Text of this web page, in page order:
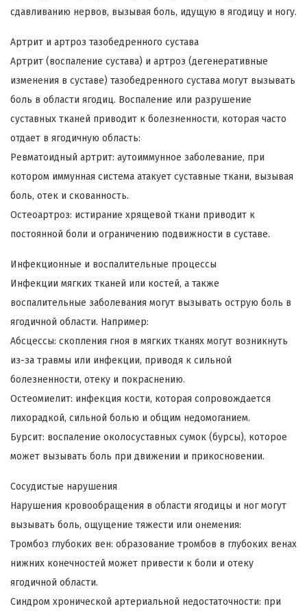
сдавливанию нервов, вызывая боль, идущую в ягодицу и ногу.
Артрит и артроз тазобедренного сустава
Артрит (воспаление сустава) и артроз (дегенеративные
изменения в суставе) тазобедренного сустава могут вызывать
боль в области ягодиц. Воспаление или разрушение
суставных тканей приводит к болезненности, которая часто
отдает в ягодичную область:
Ревматоидный артрит: аутоиммунное заболевание, при
котором иммунная система атакует суставные ткани, вызывая
боль, отек и скованность.
Остеоартроз: истирание хрящевой ткани приводит к
постоянной боли и ограничению подвижности в суставе.
Инфекционные и воспалительные процессы
Инфекции мягких тканей или костей, а также
воспалительные заболевания могут вызывать острую боль в
ягодичной области. Например:
Абсцессы: скопления гноя в мягких тканях могут возникнуть
из-за травмы или инфекции, приводя к сильной
болезненности, отеку и покраснению.
Остеомиелит: инфекция кости, которая сопровождается
лихорадкой, сильной болью и общим недомоганием.
Бурсит: воспаление околосуставных сумок (бурсы), которое
может вызывать боль при движении и прикосновении.
Сосудистые нарушения
Нарушения кровообращения в области ягодицы и ног могут
вызывать боль, ощущение тяжести или онемения:
Тромбоз глубоких вен: образование тромбов в глубоких венах
нижних конечностей может привести к боли и отеку
ягодичной области.
Синдром хронической артериальной недостаточности: при